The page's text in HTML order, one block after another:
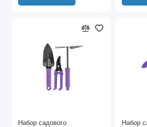
Набор садового
Набор